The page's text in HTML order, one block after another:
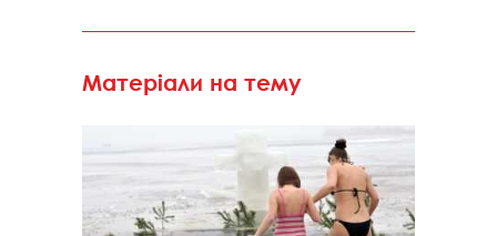
Матеріали на тему